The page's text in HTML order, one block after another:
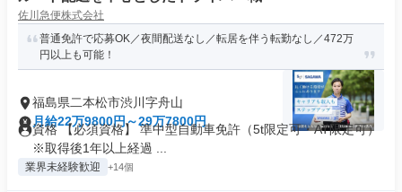
佐川急便株式会社
普通免許で応募OK／夜間配送なし／転居を伴う転勤なし／472万
円以上も可能！
福島県二本松市渋川字舟山
月給22万9800円～29万7800円
資格 【必須資格】 準中型自動車免許（5t限定可・AT限定可）
※取得後1年以上経過 ...
業界未経験歓迎 +14個